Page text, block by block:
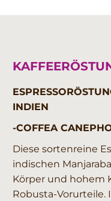
INDIEN
-COFFEA
Diese sortenreine
indischen
Körper und hohem
Robusta-Vorurteile.